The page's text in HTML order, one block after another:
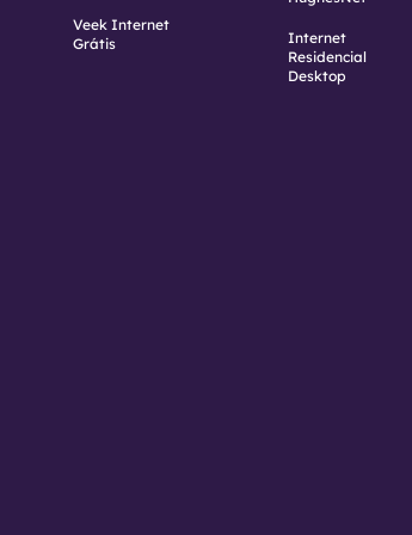
Veek Internet
Grátis
Internet
Residencial
Desktop